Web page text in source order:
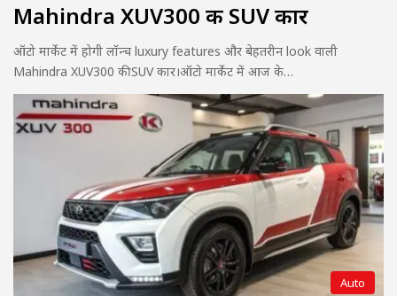
Mahindra XUV300 की SUV कार
ऑटो मार्केट में होगी लॉन्च luxury features और बेहतरीन look वाली
Mahindra XUV300 की SUV कार।ऑटो मार्केट में आज के…
Auto